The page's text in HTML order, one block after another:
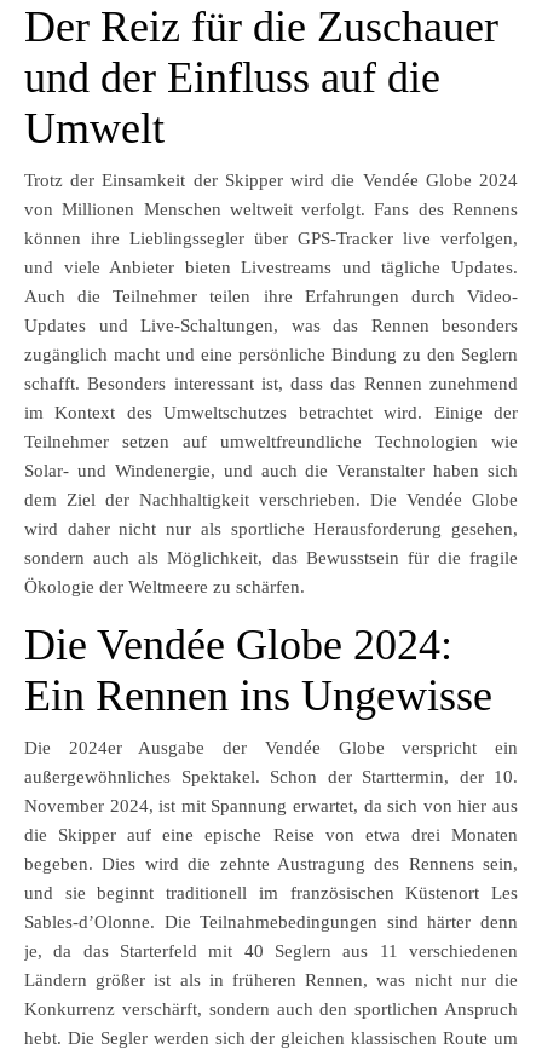
Der Reiz für die Zuschauer
und der Einfluss auf die
Umwelt
Trotz der Einsamkeit der Skipper wird die Vendée Globe 2024
von Millionen Menschen weltweit verfolgt. Fans des Rennens
können ihre Lieblingssegler über GPS-Tracker live verfolgen,
und viele Anbieter bieten Livestreams und tägliche Updates.
Auch die Teilnehmer teilen ihre Erfahrungen durch Video-
Updates und Live-Schaltungen, was das Rennen besonders
zugänglich macht und eine persönliche Bindung zu den Seglern
schafft. Besonders interessant ist, dass das Rennen zunehmend
im Kontext des Umweltschutzes betrachtet wird. Einige der
Teilnehmer setzen auf umweltfreundliche Technologien wie
Solar- und Windenergie, und auch die Veranstalter haben sich
dem Ziel der Nachhaltigkeit verschrieben. Die Vendée Globe
wird daher nicht nur als sportliche Herausforderung gesehen,
sondern auch als Möglichkeit, das Bewusstsein für die fragile
Ökologie der Weltmeere zu schärfen.
Die Vendée Globe 2024:
Ein Rennen ins Ungewisse
Die 2024er Ausgabe der Vendée Globe verspricht ein
außergewöhnliches Spektakel. Schon der Starttermin, der 10.
November 2024, ist mit Spannung erwartet, da sich von hier aus
die Skipper auf eine epische Reise von etwa drei Monaten
begeben. Dies wird die zehnte Austragung des Rennens sein,
und sie beginnt traditionell im französischen Küstenort Les
Sables-d’Olonne. Die Teilnahmebedingungen sind härter denn
je, da das Starterfeld mit 40 Seglern aus 11 verschiedenen
Ländern größer ist als in früheren Rennen, was nicht nur die
Konkurrenz verschärft, sondern auch den sportlichen Anspruch
hebt. Die Segler werden sich der gleichen klassischen Route um